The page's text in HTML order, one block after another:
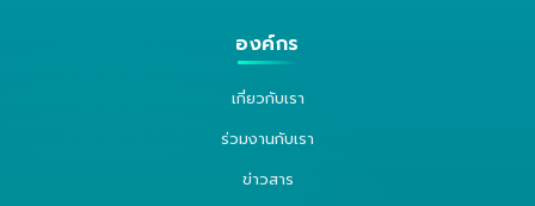
องค์กร
เกี่ยวกับเรา
ร่วมงานกับเรา
ข่าวสาร